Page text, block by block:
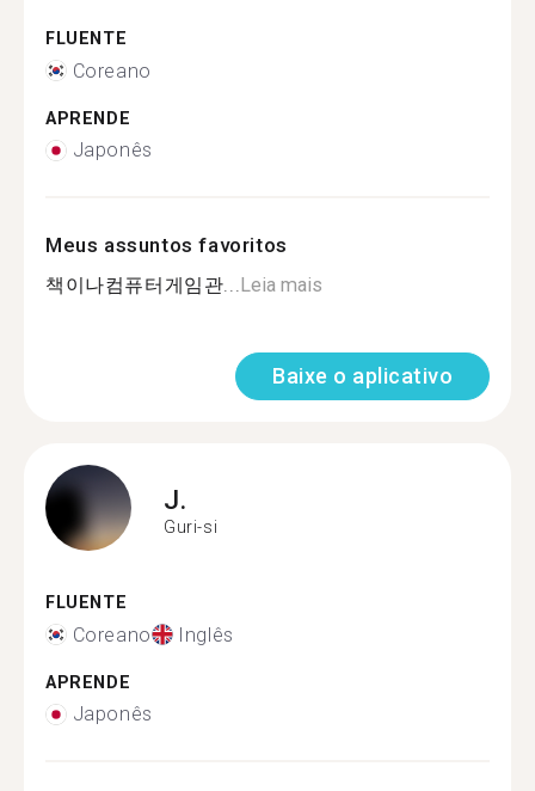
FLUENTE
Coreano
APRENDE
Japonês
Meus assuntos favoritos
책이나컴퓨터게임관...Leia mais
Baixe o aplicativo
J.
Guri-si
FLUENTE
Coreano Inglês
APRENDE
Japonês